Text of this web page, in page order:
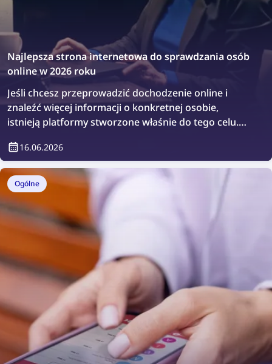
Najlepsza strona internetowa do sprawdzania osób
online w 2026 roku
Jeśli chcesz przeprowadzić dochodzenie online i
znaleźć więcej informacji o konkretnej osobie,
istnieją platformy stworzone właśnie do tego celu.
sprawdzania osób online.
16.06.2026
Ogólne